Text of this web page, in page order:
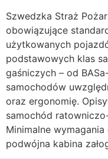
Szwedzka Straż
obowiązujące
użytkowanych
podstawowych klas
gaśniczych – od
samochodów
oraz ergonomię.
samochód
Minimalne
podwójna kabina